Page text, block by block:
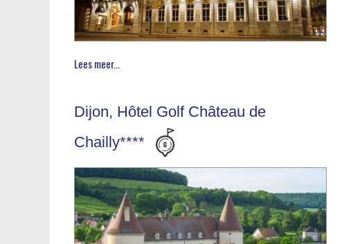
Lees meer...
Dijon, Hôtel Golf Château de
Chailly****